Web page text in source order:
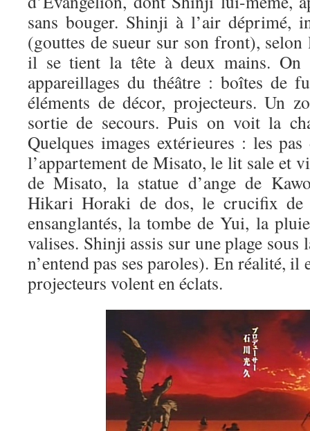
sans bouger. Shinji à l’air déprimé,
(gouttes de sueur sur son front), selon
il se tient la tête à deux mains. On
appareillages du théâtre : boîtes de
éléments de décor, projecteurs. Un
sortie de secours. Puis on voit la
Quelques images extérieures : les
l’appartement de Misato, le lit sale et
de Misato, la statue d’ange de
Hikari Horaki de dos, le crucifix de
ensanglantés, la tombe de Yui, la
valises. Shinji assis sur une plage
n’entend pas ses paroles). En réalité, il
projecteurs volent en éclats.